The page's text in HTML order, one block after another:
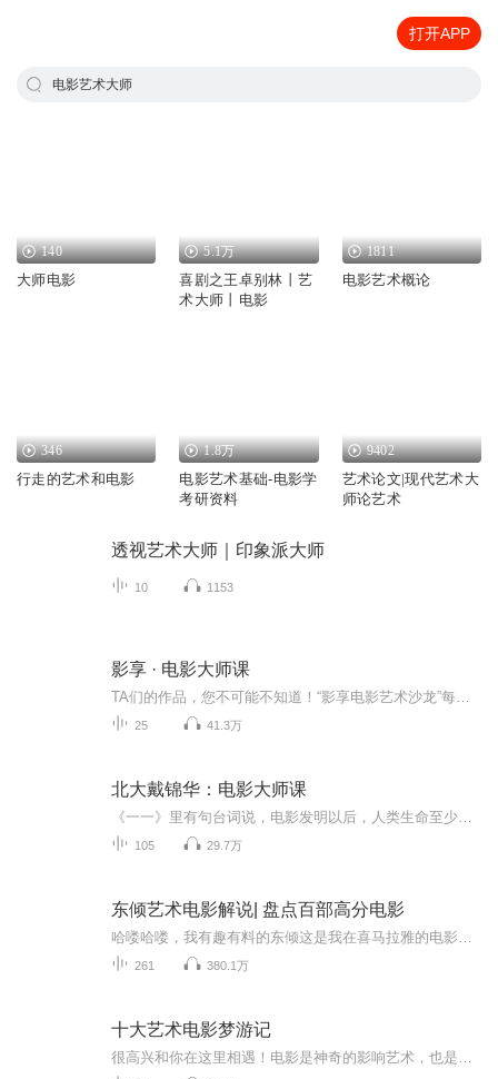
打开APP
电影艺术大师
140
大师电影
5.1万
喜剧之王卓别林丨艺
术大师丨电影
1811
电影艺术概论
346
行走的艺术和电影
1.8万
电影艺术基础-电影学
考研资料
9402
艺术论文|现代艺术大
师论艺术
透视艺术大师｜印象派大师
10 1153
影享 · 电影大师课
25 41.3万
北大戴锦华：电影大师课
105 29.7万
东倾艺术电影解说| 盘点百部高分电影
261 380.1万
十大艺术电影梦游记